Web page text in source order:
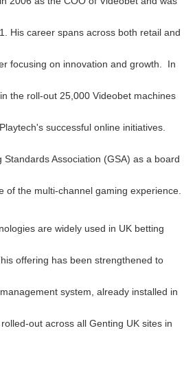
His career spans across both retail and
focusing on innovation and growth. In
the roll-out 25,000 Videobet machines
successful online initiatives.
Association (GSA) as a board
of the multi-channel gaming experience.
are widely used in UK betting
offering has been strengthened to
system, already installed in
out across all Genting UK sites in